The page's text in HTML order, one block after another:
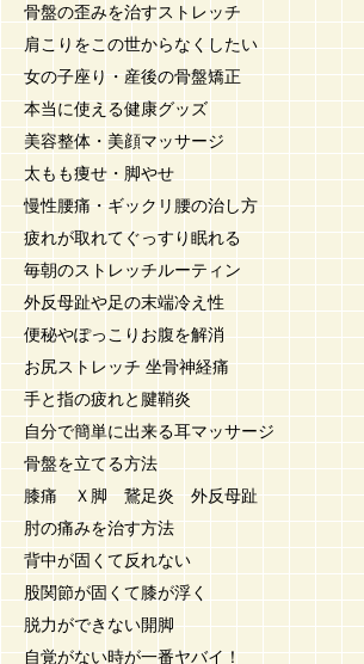
骨盤の歪みを治すストレッチ
肩こりをこの世からなくしたい
女の子座り・産後の骨盤矯正
本当に使える健康グッズ
美容整体・美顔マッサージ
太もも痩せ・脚やせ
慢性腰痛・ギックリ腰の治し方
疲れが取れてぐっすり眠れる
毎朝のストレッチルーティン
外反母趾や足の末端冷え性
便秘やぽっこりお腹を解消
お尻ストレッチ 坐骨神経痛
手と指の疲れと腱鞘炎
自分で簡単に出来る耳マッサージ
骨盤を立てる方法
膝痛 Ｘ脚 鵞足炎 外反母趾
肘の痛みを治す方法
背中が固くて反れない
股関節が固くて膝が浮く
脱力ができない開脚
自覚がない時が一番ヤバイ！